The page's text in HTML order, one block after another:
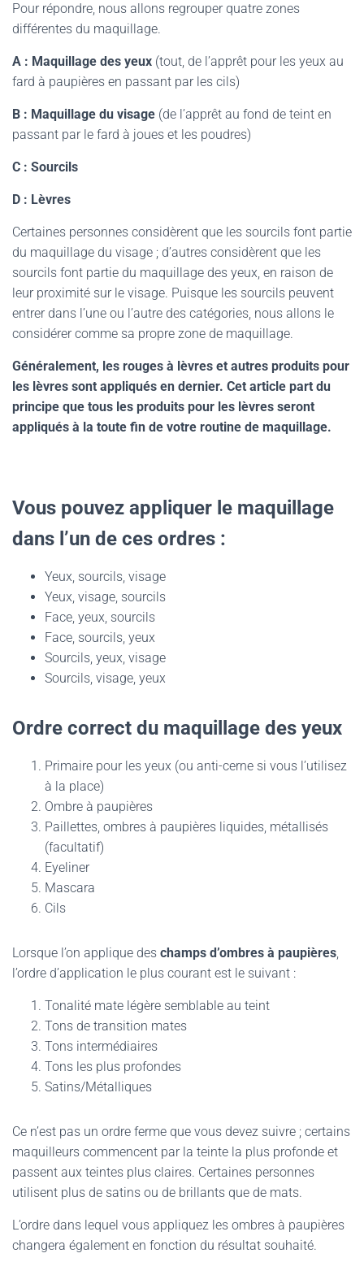
Pour répondre, nous allons regrouper quatre zones
différentes du maquillage.
A : Maquillage des yeux (tout, de l’apprêt pour les yeux au
fard à paupières en passant par les cils)
B : Maquillage du visage (de l’apprêt au fond de teint en
passant par le fard à joues et les poudres)
C : Sourcils
D : Lèvres
Certaines personnes considèrent que les sourcils font partie
du maquillage du visage ; d’autres considèrent que les
sourcils font partie du maquillage des yeux, en raison de
leur proximité sur le visage. Puisque les sourcils peuvent
entrer dans l’une ou l’autre des catégories, nous allons le
considérer comme sa propre zone de maquillage.
Généralement, les rouges à lèvres et autres produits pour
les lèvres sont appliqués en dernier. Cet article part du
principe que tous les produits pour les lèvres seront
appliqués à la toute fin de votre routine de maquillage.
Vous pouvez appliquer le maquillage
dans l’un de ces ordres :
Yeux, sourcils, visage
Yeux, visage, sourcils
Face, yeux, sourcils
Face, sourcils, yeux
Sourcils, yeux, visage
Sourcils, visage, yeux
Ordre correct du maquillage des yeux
Primaire pour les yeux (ou anti-cerne si vous l’utilisez
à la place)
Ombre à paupières
Paillettes, ombres à paupières liquides, métallisés
(facultatif)
Eyeliner
Mascara
Cils
Lorsque l’on applique des champs d’ombres à paupières,
l’ordre d’application le plus courant est le suivant :
Tonalité mate légère semblable au teint
Tons de transition mates
Tons intermédiaires
Tons les plus profondes
Satins/Métalliques
Ce n’est pas un ordre ferme que vous devez suivre ; certains
maquilleurs commencent par la teinte la plus profonde et
passent aux teintes plus claires. Certaines personnes
utilisent plus de satins ou de brillants que de mats.
L’ordre dans lequel vous appliquez les ombres à paupières
changera également en fonction du résultat souhaité.